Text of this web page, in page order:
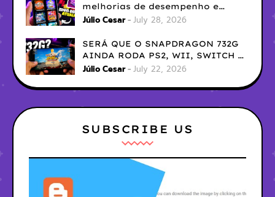
melhorias de desempenho e
compatibilidade
Júlio Cesar July 28, 2026
SERÁ QUE O SNAPDRAGON 732G
AINDA RODA PS2, WII, SWITCH E
3DS?
Júlio Cesar July 22, 2026
SUBSCRIBE US